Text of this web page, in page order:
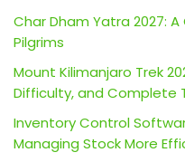
Char Dham Yatra 2027:
Pilgrims
Mount Kilimanjaro Trek
Difficulty, and Complete
Inventory Control
Managing Stock More